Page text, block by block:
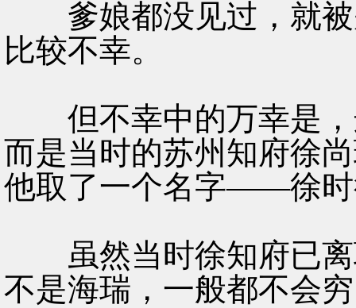
爹娘都没见过，就被
比较不幸。
但不幸中的万幸是，
而是当时的苏州知府徐
他取了一个名字——徐
虽然当时徐知府已离
不是海瑞，一般都不会